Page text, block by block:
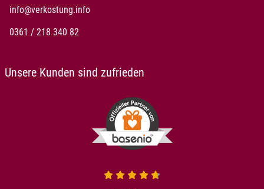
info@verkostung.info
0361 / 218 340 82
Unsere Kunden sind zufrieden
4.7 von 5